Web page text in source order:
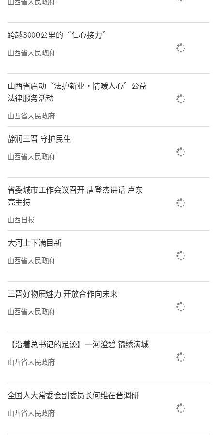
跨越3000公里的“仁心接力”
山西省人民政府
山西省启动“法护新业·情暖人心”公益
法律服务活动
山西省人民政府
静润三晋 守护民生
山西省人民政府
省委城市工作会议召开 唐登杰讲话 卢东
亮主持
山西日报
大河上下满目新
山西省人民政府
三晋好物展魅力 开放合作向未来
山西省人民政府
【沿着总书记的足迹】一河澄碧 锦绣满城
山西省人民政府
全国人大常委会副委员长何维在晋调研
山西省人民政府